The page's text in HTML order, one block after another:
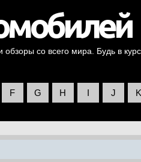
со всего мира. Будь в
F G H I J K